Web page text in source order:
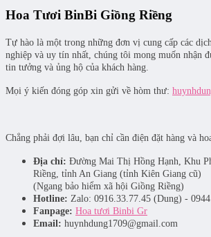
Hoa Tươi BinBi Giồng Riềng
Tự hào là một trong những đơn vị cung cấp các
nghiệp và uy tín nhất, chúng tôi mong muốn nhận
tin tưởng và ủng hộ của khách hàng.
Mọi ý kiến đóng góp xin gửi về hòm thư:
Chẳng phải đợi lâu, bạn chỉ cần điện đặt hàng và
Địa chỉ: Đường Mai Thị Hồng Hạnh, Khu
Riềng, tỉnh An Giang (tỉnh Kiên Giang cũ)
(Ngang bảo hiểm xã hội Giồng Riềng)
Hotline: Zalo: 0916.33.77.45 (Dung) -
Fanpage: Hoa tươi Binbi Gr
Email: huynhdung1709@gmail.com